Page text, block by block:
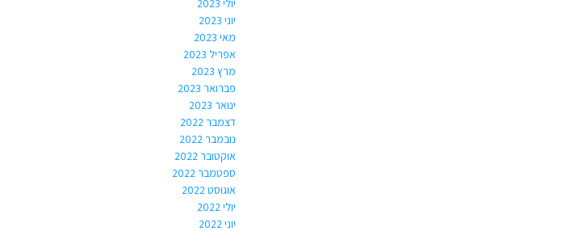
יוני 2023
מאי 2023
אפריל 2023
מרץ 2023
פברואר 2023
ינואר 2023
דצמבר 2022
נובמבר 2022
אוקטובר 2022
ספטמבר 2022
אוגוסט 2022
יולי 2022
יוני 2022